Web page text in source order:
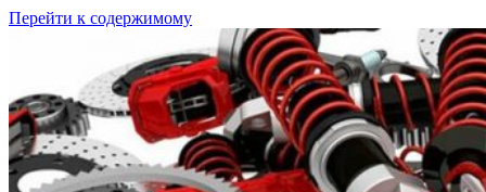
Перейти к содержимому